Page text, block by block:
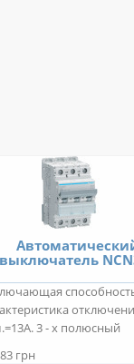
выключатель
3 - х полюсный
грн